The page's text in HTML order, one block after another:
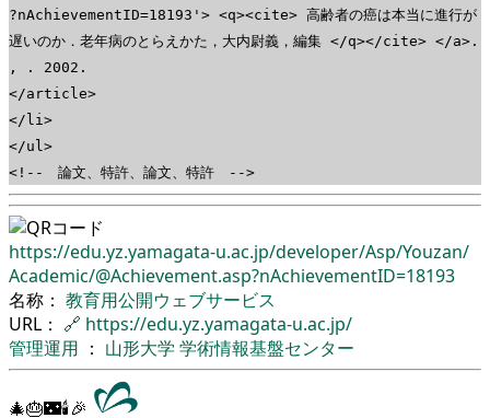
?nAchievementID=18193'> <q><cite> 高齢者の癌は本当に進行が
遅いのか．老年病のとらえかた，大内尉義，編集 </q></cite> </a>.
, . 2002.
</article>
</li>
</ul>
<!-- 論文、特許、論文、特許 -->
https://edu.yz.yamagata-u.ac.jp/developer/Asp/Youzan/
Academic/@Achievement.asp?nAchievementID=18193
名称： 教育用公開ウェブサービス
URL： 🔗 https://edu.yz.yamagata-u.ac.jp/
管理運用 ： 山形大学 学術情報基盤センター
🎄🎂🌃🕯🎉